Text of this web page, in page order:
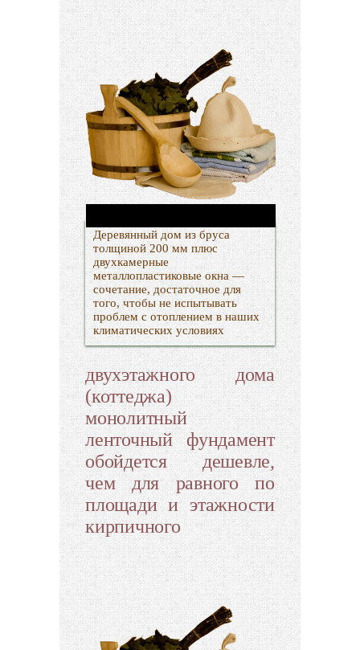
Деревянный дом из бруса
толщиной 200 мм плюс
двухкамерные
металлопластиковые окна —
сочетание, достаточное для
того, чтобы не испытывать
проблем с отоплением в наших
климатических условиях
двухэтажного дома
(коттеджа)
монолитный
ленточный фундамент
обойдется дешевле,
чем для равного по
площади и этажности
кирпичного